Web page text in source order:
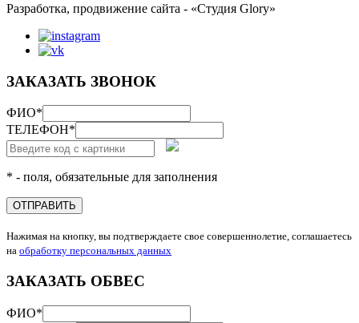
Разработка, продвижение сайта - «Студия Glory»
ЗАКАЗАТЬ ЗВОНОК
ФИО*
ТЕЛЕФОН*
* - поля, обязательные для заполнения
ОТПРАВИТЬ
Нажимая на кнопку, вы подтверждаете свое совершеннолетие, соглашаетесь
на обработку персональных данных
ЗАКАЗАТЬ ОБВЕС
ФИО*